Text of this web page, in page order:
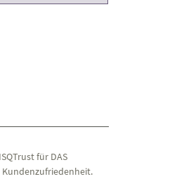
für DAS
Kundenzufriedenheit.